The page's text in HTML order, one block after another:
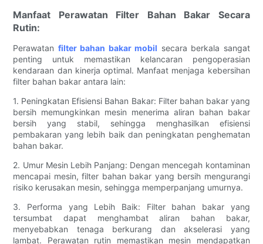
Manfaat Perawatan Filter Bahan Bakar Secara
Rutin:
Perawatan filter bahan bakar mobil secara berkala sangat
penting untuk memastikan kelancaran pengoperasian
kendaraan dan kinerja optimal. Manfaat menjaga kebersihan
filter bahan bakar antara lain:
1. Peningkatan Efisiensi Bahan Bakar: Filter bahan bakar yang
bersih memungkinkan mesin menerima aliran bahan bakar
bersih yang stabil, sehingga menghasilkan efisiensi
pembakaran yang lebih baik dan peningkatan penghematan
bahan bakar.
2. Umur Mesin Lebih Panjang: Dengan mencegah kontaminan
mencapai mesin, filter bahan bakar yang bersih mengurangi
risiko kerusakan mesin, sehingga memperpanjang umurnya.
3. Performa yang Lebih Baik: Filter bahan bakar yang
tersumbat dapat menghambat aliran bahan bakar,
menyebabkan tenaga berkurang dan akselerasi yang
lambat. Perawatan rutin memastikan mesin mendapatkan